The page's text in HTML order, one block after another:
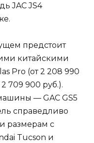
JAC JS4
предстоит
китайскими
Pro (от 2 208 990
709 900 руб.).
— GAC GS5
справедливо
размерам с
Tucson и